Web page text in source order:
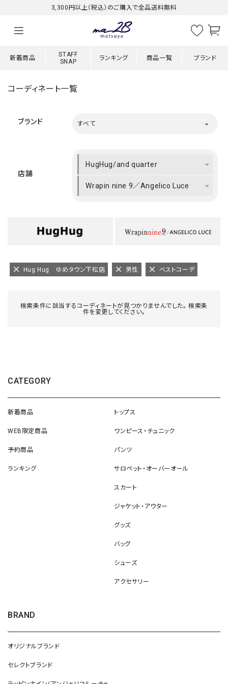
3,300円以上（税込）のご購入で全品送料無料
新着商品
STAFF
SNAP
ランキング 商品一覧 ブランド
コーディネート一覧
ブランド すべて
店舗
HugHug/and quarter
Wrapin nine 9／Angelico Luce
Hug Hug ゆめタウン下松店 男性 ベストコーデ
検索条件に該当するコーディネートが見つかりませんでした。 検索条
件を変更してください。
CATEGORY
新着商品
WEB限定商品
予約商品
ランキング
トップス
ワンピース・チュニック
パンツ
サロペット・オーバーオール
スカート
ジャケット・アウター
グッズ
バッグ
シューズ
アクセサリー
BRAND
オリジナルブランド
セレクトブランド